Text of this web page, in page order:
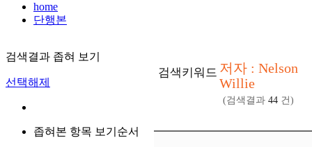
home
단행본
검색결과 좁혀 보기
선택해제
좁혀본 항목 보기순서
검색키워드 저자 : Nelson
Willie
(검색결과 44 건)